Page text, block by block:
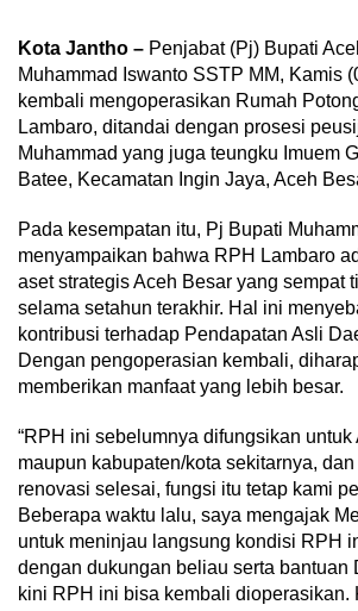
Kota Jantho – Penjabat (Pj) Bupati
Muhammad Iswanto SSTP MM, Kamis
kembali mengoperasikan Rumah
Lambaro, ditandai dengan prosesi
Muhammad yang juga teungku Imuem
Batee, Kecamatan Ingin Jaya, Aceh
Pada kesempatan itu, Pj Bupati
menyampaikan bahwa RPH Lambaro
aset strategis Aceh Besar yang sempat
selama setahun terakhir. Hal ini
kontribusi terhadap Pendapatan Asli
Dengan pengoperasian kembali,
memberikan manfaat yang lebih besar.
“RPH ini sebelumnya difungsikan untuk
maupun kabupaten/kota sekitarnya,
renovasi selesai, fungsi itu tetap kami
Beberapa waktu lalu, saya mengajak
untuk meninjau langsung kondisi RPH
dengan dukungan beliau serta bantuan
kini RPH ini bisa kembali dioperasikan.